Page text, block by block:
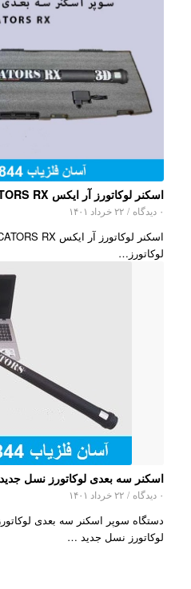
اسکنر لوکاتورز آر ایکس LOCATORS RX
۰ دیدگاه / ۲۲ خرداد ۱۴۰۱
لوکاتورز…
اسکنر سه بعدی لوکاتورز نسل جدید
۰ دیدگاه / ۲۲ خرداد ۱۴۰۱
دستگاه سوپر اسکنر سه بعدی
لوکاتورز نسل جدید …